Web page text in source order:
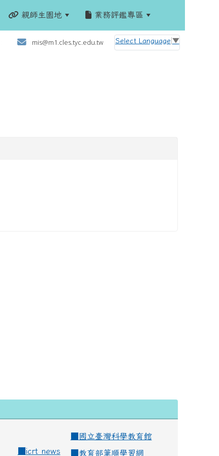
親師生園地 業務評鑑專區
mis@m1.cles.tyc.edu.tw Select Language ▼
國立臺灣科學教育館
icrt news
教育部筆順學習網